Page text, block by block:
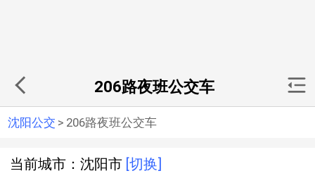
206路夜班公交车
沈阳公交 > 206路夜班公交车
当前城市：沈阳市 [切换]